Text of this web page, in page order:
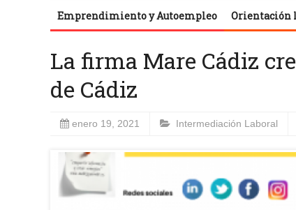
Emprendimiento y Autoempleo Orientación
La firma Mare Cádiz
de Cádiz
enero 19, 2021 Intermediación Laboral